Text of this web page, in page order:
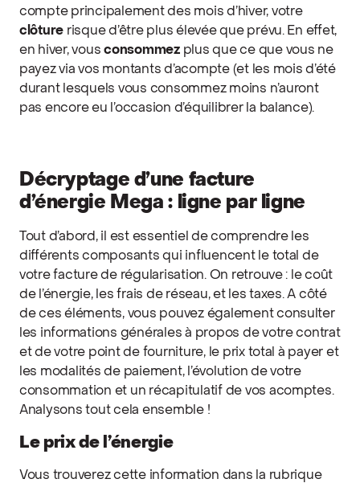
compte principalement des mois d’hiver, votre
clôture risque d’être plus élevée que prévu. En effet,
en hiver, vousconsommezplus que ce que vous ne
payez via vos montants d’acompte (et les mois d’été
durant lesquels vous consommez moins n’auront
pas encore eu l’occasion d’équilibrer la balance).
Décryptage d’une facture
d’énergie Mega : ligne par ligne
Tout d’abord, il est essentiel de comprendre les
différents composants qui influencent le total de
votre facture de régularisation. On retrouve : le coût
de l’énergie, les frais de réseau, et les taxes. A côté
de ces éléments, vous pouvez également consulter
les informations générales à propos de votre contrat
et de votre point de fourniture, le prix total à payer et
les modalités de paiement, l’évolution de votre
consommation et un récapitulatif de vos acomptes.
Analysons tout cela ensemble !
Le prix de l’énergie
Vous trouverez cette information dans la rubrique